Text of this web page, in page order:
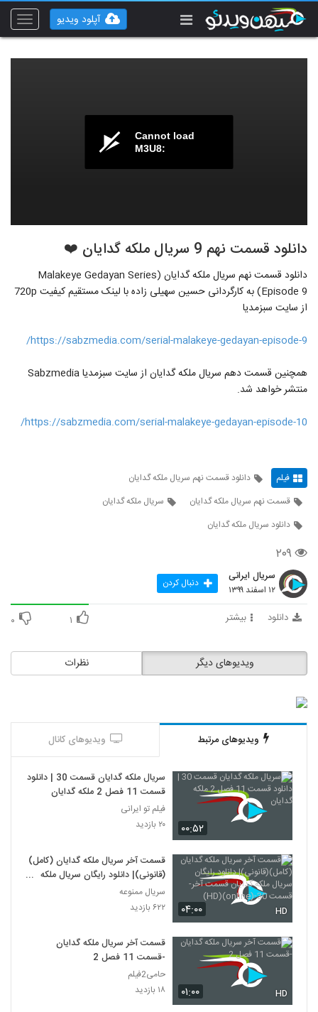
Toggle
آپلود ویدیو
Cannot load
M3U8:
دانلود قسمت نهم 9 سریال ملکه گدایان ❤️
دانلود قسمت نهم سریال ملکه گدایان (Malakeye Gedayan Series
Episode 9) به کارگردانی حسین سهیلی زاده با لینک مستقیم کیفیت 720p
از سایت سبزمدیا
https://sabzmedia.com/serial-malakeye-gedayan-episode-9/
همچنین قسمت دهم سریال ملکه گدایان از سایت سبزمدیا Sabzmedia
منتشر خواهد شد.
https://sabzmedia.com/serial-malakeye-gedayan-episode-10/
فیلم
دانلود قسمت نهم سریال ملکه گدایان
قسمت نهم سریال ملکه گدایان
سریال ملکه گدایان
دانلود سریال ملکه گدایان
۲۰۹
سریال ایرانی
۱۲ اسفند ۱۳۹۹ دنبال کردن
دانلود بیشتر ۱ ۰
نظرات ویدیوهای دیگر
ویدیوهای مرتبط ویدیوهای کانال
۰۰:۵۲
سریال ملکه گدایان قسمت 30 | دانلود
قسمت 11 فصل 2 ملکه گدایان
فیلم تو ایرانی
۲۰ بازدید
۰۴:۰۰ HD
قسمت آخر سریال ملکه گدایان (کامل)
(قانونی)| دانلود رایگان سریال ملکه
(online)(HD)
سریال ممنوعه
۶۲۲ بازدید
۰۱:۰۰ HD
قسمت آخر سریال ملکه گدایان
-قسمت 11 فصل 2
حامی2فیلم
۱۸ بازدید